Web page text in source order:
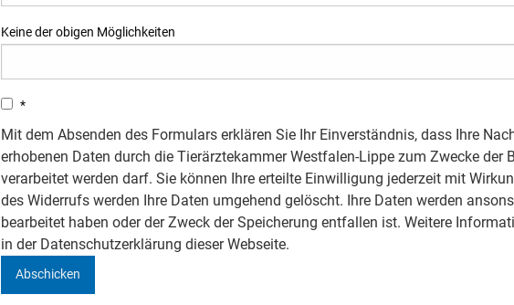
Keine der obigen Möglichkeiten
*
Mit dem Absenden des Formulars erklären Sie Ihr Einverständnis, dass Ihre
erhobenen Daten durch die Tierärztekammer Westfalen-Lippe zum Zwecke der
verarbeitet werden darf. Sie können Ihre erteilte Einwilligung jederzeit mit
des Widerrufs werden Ihre Daten umgehend gelöscht. Ihre Daten werden
bearbeitet haben oder der Zweck der Speicherung entfallen ist. Weitere
in der Datenschutzerklärung dieser Webseite.
Abschicken